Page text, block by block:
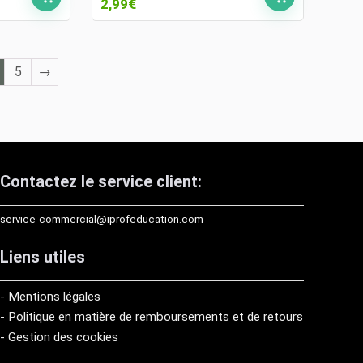
Le
prix
2,99€Le
prix
5 →
Contactez le service client:
service-commercial@iprofeducation.com
Liens utiles
- Mentions légales
- Politique en matière de remboursements et de retours
- Gestion des cookies